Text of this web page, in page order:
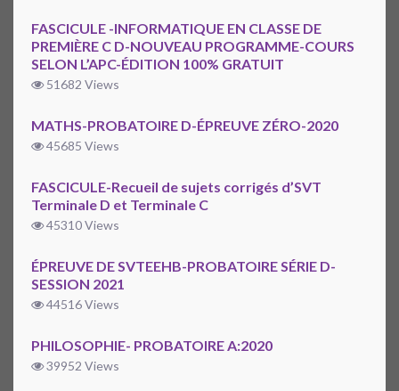
FASCICULE -INFORMATIQUE EN CLASSE DE
PREMIÈRE C D-NOUVEAU PROGRAMME-COURS
SELON L’APC-ÉDITION 100% GRATUIT
51682 Views
MATHS-PROBATOIRE D-ÉPREUVE ZÉRO-2020
45685 Views
FASCICULE-Recueil de sujets corrigés d’SVT
Terminale D et Terminale C
45310 Views
ÉPREUVE DE SVTEEHB-PROBATOIRE SÉRIE D-
SESSION 2021
44516 Views
PHILOSOPHIE- PROBATOIRE A:2020
39952 Views